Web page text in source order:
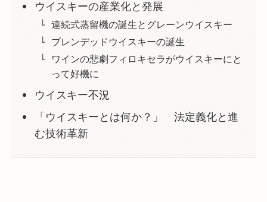
ウイスキーの産業化と発展
連続式蒸留機の誕生とグレーンウイスキー
ブレンデッドウイスキーの誕生
ワインの悲劇フィロキセラがウイスキーにと
って好機に
ウイスキー不況
「ウイスキーとは何か？」 法定義化と進
む技術革新